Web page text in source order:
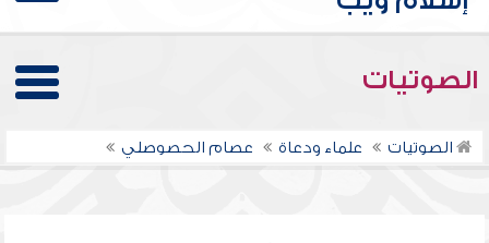
الصوتيات
الصوتيات علماء ودعاة عصام الحصوصلي